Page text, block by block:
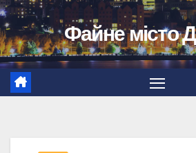
Перейти
до
вмісту
Файне місто